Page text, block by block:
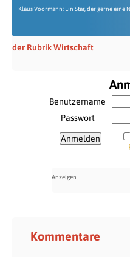
Klaus Voormann: Ein Star, der gerne eine
der Rubrik Wirtschaft
Benutzername
Passwort
Kommentare